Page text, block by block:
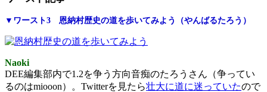
▼ワースト3 恩納村歴史の道を歩いてみよう（やんばるたろう）
Naoki
DEE編集部内で1.2を争う方向音痴のたろうさん（争ってい
るのはmiooon）。Twitterを見たら壮大に道に迷っていたので